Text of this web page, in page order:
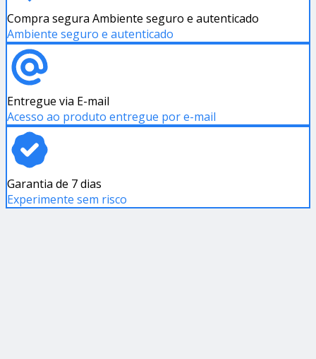
Compra segura Ambiente seguro e autenticado
Ambiente seguro e autenticado
Entregue via E-mail
Acesso ao produto entregue por e-mail
Garantia de 7 dias
Experimente sem risco